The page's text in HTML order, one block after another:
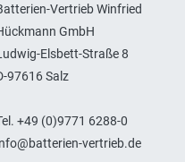
Vertrieb Winfried
GmbH
Elsbett-Straße 8
97616 Salz
+49 (0)9771 6288-0
vertrieb.de